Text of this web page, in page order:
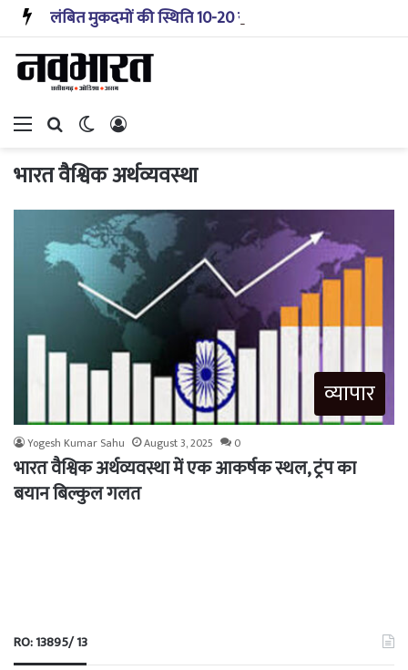
Menu Search forSwitch skin
भारत वैश्विक अर्थव्यवस्था
व्यापार
Yogesh Kumar Sahu August 3, 2025 0
भारत वैश्विक अर्थव्यवस्था में एक आकर्षक स्थल, ट्रंप का
बयान बिल्कुल गलत
RO: 13895/ 13